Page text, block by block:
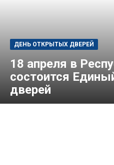
ДЕНЬ ОТКРЫТЫХ ДВЕРЕЙ
18 апреля в
состоится
дверей